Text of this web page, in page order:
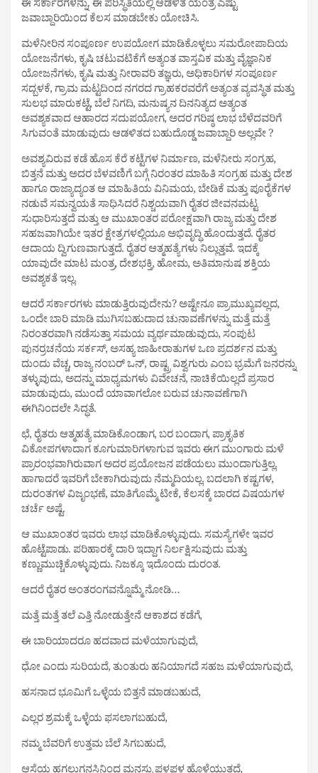
ಈ ಸರ್ಕಾರಗಳನ್ನು. ಈ ಪರಿಸ್ಥಿತಿಯಲ್ಲಿ ಆಡಳಿತ ಯಂತ್ರ ಎಷ್ಟು
ಜವಾಬ್ದಾರಿಯಿಂದ ಕೆಲಸ ಮಾಡಬೇಕು ಯೋಚಿಸಿ.
ಮಳೆನೀರಿನ ಸಂಪೂರ್ಣ ಉಪಯೋಗ ಮಾಡಿಕೊಳ್ಳಲು ಸಮರೋಪಾದಿಯ
ಯೋಜನೆಗಳು, ಕೃಷಿ ಚಟುವಟಿಕೆಗೆ ಅತ್ಯಂತ ವಾಸ್ತವಿಕ ಮತ್ತು ವೈಜ್ಞಾನಿಕ
ಯೋಜನೆಗಳು, ಕೃಷಿ ಮತ್ತು ನೀರಾವರಿ ತಜ್ಞರು, ಅಧಿಕಾರಿಗಳ ಸಂಪೂರ್ಣ
ಸದ್ಬಳಕೆ, ಗ್ರಾಮ ಮಟ್ಟದಿಂದ ನಗರದ ಗ್ರಾಹಕರವರೆಗೆ ಅತ್ಯಂತ ವ್ಯವಸ್ಥಿತ ಮತ್ತು
ಸುಲಭ ಮಾರುಕಟ್ಟೆ, ಬೆಲೆ ನಿಗದಿ, ಮನುಷ್ಯನ ದಿನನಿತ್ಯದ ಅತ್ಯಂತ
ಅವಶ್ಯಕವಾದ ಆಹಾರದ ಸದುಪಯೋಗ, ಅದರ ಗರಿಷ್ಠ ಲಾಭ ಬೆಳೆದವರಿಗೆ
ಸಿಗುವಂತೆ ಮಾಡುವುದು ಆಡಳಿತದ ಬಹುದೊಡ್ಡ ಜವಾಬ್ದಾರಿ ಅಲ್ಲವೇ ?
ಅವಶ್ಯವಿರುವ ಕಡೆ ಹೊಸ ಕೆರೆ ಕಟ್ಟೆಗಳ ನಿರ್ಮಾಣ, ಮಳೆನೀರು ಸಂಗ್ರಹ,
ಬಿತ್ತನೆ ಮತ್ತು ಅದರ ಬೆಳವಣಿಗೆ ಬಗ್ಗೆ ನಿರಂತರ ಮಾಹಿತಿ ಸಂಗ್ರಹ ಮತ್ತು ದೇಶ
ಹಾಗೂ ರಾಜ್ಯಾದ್ಯಂತ ಆ ಮಾಹಿತಿಯ ವಿನಿಮಯ, ಬೇಡಿಕೆ ಮತ್ತು ಪೂರೈಕೆಗಳ
ನಡುವೆ ಸಮನ್ವಯತೆ ಸಾಧಿಸಿದರೆ ನಿಶ್ಚಯವಾಗಿ ರೈತರ ಜೀವನಮಟ್ಟ
ಸುಧಾರಿಸುತ್ತದೆ ಮತ್ತು ಆ ಮುಖಾಂತರ ಪರೋಕ್ಷವಾಗಿ ರಾಜ್ಯ ಮತ್ತು ದೇಶ
ಸಹಜವಾಗಿಯೇ ಇತರ ಕ್ಷೇತ್ರಗಳಲ್ಲಿಯೂ ಅಭಿವೃದ್ಧಿ ಹೊಂದುತ್ತದೆ. ರೈತರ
ಆದಾಯ ದ್ವಿಗುಣವಾಗುತ್ತದೆ. ರೈತರ ಆತ್ಮಹತ್ಯೆಗಳು ನಿಲ್ಲುತ್ತವೆ. ಇದಕ್ಕೆ
ಯಾವುದೇ ಮಾಟ ಮಂತ್ರ, ದೇಶಭಕ್ತಿ, ಹೋಮ, ಅತಿಮಾನುಷ ಶಕ್ತಿಯ
ಅವಶ್ಯಕತೆ ಇಲ್ಲ.
ಆದರೆ ಸರ್ಕಾರಗಳು ಮಾಡುತ್ತಿರುವುದೇನು? ಅಷ್ಟೇನೂ ಪ್ರಾಮುಖ್ಯವಲ್ಲದ,
ಒಂದೇ ಬಾರಿ ಮಾಡಿ ಮುಗಿಸಬಹುದಾದ ಚುನಾವಣೆಗಳನ್ನು ಮತ್ತೆ ಮತ್ತೆ
ನಿರಂತರವಾಗಿ ನಡೆಸುತ್ತಾ ಸಮಯ ವ್ಯರ್ಥಮಾಡುವುದು, ಸಂಪುಟ
ಪುನರ್ರಚನೆಯ ಸರ್ಕಸ್, ಅಸಹ್ಯ ಜಾಹೀರಾತುಗಳ ಒಣ ಪ್ರದರ್ಶನ ಮತ್ತು
ದುಂದು ವೆಚ್ಚ, ರಾಜ್ಯ ನಂಬರ್‌ ಒನ್, ರಾಷ್ಟ್ರ ವಿಶ್ವಗುರು ಎಂಬ ಭ್ರಮೆಗೆ ಜನರನ್ನು
ತಳ್ಳುವುದು, ಅದನ್ನು ಮಾಧ್ಯಮಗಳು ವಿವೇಚನೆ, ನಾಚಿಕೆಯಿಲ್ಲದೆ ಪ್ರಸಾರ
ಮಾಡುವುದು, ಮುಂದೆ ಯಾವಾಗಲೋ ಬರುವ ಚುನಾವಣೆಗಾಗಿ
ಈಗಿನಿಂದಲೇ ಸಿದ್ಧತೆ.
ಛೆ, ರೈತರು ಆತ್ಮಹತ್ಯೆ ಮಾಡಿಕೊಂಡಾಗ, ಬರ ಬಂದಾಗ, ಪ್ರಾಕೃತಿಕ
ವಿಕೋಪಗಳಾದಾಗ ಕೂಗುಮಾರಿಗಳಾಗುವ ಇವರು ಈಗ ಮುಂಗಾರು ಮಳೆ
ಪ್ರಾರಂಭವಾಗಿರುವಾಗ ಅದರ ಪ್ರಯೋಜನ ಪಡೆಯಲು ಮುಂದಾಗುತ್ತಿಲ್ಲ.
ಹಾಗಾದರೆ ಇವರಿಗೆ ಬೇಕಾಗಿರುವುದು ನೆಮ್ಮದಿಯಲ್ಲ. ಬದಲಾಗಿ ಕಷ್ಟಗಳ,
ದುರಂತಗಳ ವಿಜೃಂಭಣೆ, ಮಾತಿಗೊಮ್ಮೆ ಟೀಕೆ, ಕೆಲಸಕ್ಕೆ ಬಾರದ ವಿಷಯಗಳ
ಚರ್ಚೆ ಅಷ್ಟೆ.
ಆ ಮುಖಾಂತರ ಇವರು ಲಾಭ ಮಾಡಿಕೊಳ್ಳುವುದು. ಸಮಸ್ಯೆಗಳೇ ಇವರ
ಹೊಟ್ಟೆಪಾಡು. ಪರಿಹಾರಕ್ಕೆ ದಾರಿ ಇದ್ದಾಗ ನಿರ್ಲಕ್ಷಿಸುವುದು ಮತ್ತು
ಕಣ್ಣುಮುಚ್ಚಿಕೊಳ್ಳುವುದು. ನಿಜಕ್ಕೂ ಇದೊಂದು ದುರಂತ.
ಆದರೆ ರೈತರ ಅಂತರಂಗವನ್ನೊಮ್ಮೆ ನೋಡಿ…
ಮತ್ತೆ ಮತ್ತೆ ತಲೆ ಎತ್ತಿ ನೋಡುತ್ತೇನೆ ಆಕಾಶದ ಕಡೆಗೆ,
ಈ ಬಾರಿಯಾದರೂ ಹದವಾದ ಮಳೆಯಾಗುವುದೆ,
ಧೋ ಎಂದು ಸುರಿಯದೆ, ತುಂತುರು ಹನಿಯಾಗದೆ ಸಹಜ ಮಳೆಯಾಗುವುದೆ,
ಹಸನಾದ ಭೂಮಿಗೆ ಒಳ್ಳೆಯ ಬಿತ್ತನೆ ಮಾಡಬಹುದೆ,
ಎಲ್ಲರ ಶ್ರಮಕ್ಕೆ ಒಳ್ಳೆಯ ಫಸಲಾಗಬಹುದೆ,
ನಮ್ಮ ಬೆವರಿಗೆ ಉತ್ತಮ ಬೆಲೆ ಸಿಗಬಹುದೆ,